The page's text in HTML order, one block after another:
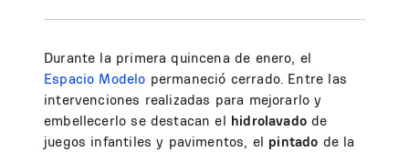
Durante la primera quincena de enero, el
Espacio Modelo permaneció cerrado. Entre las
intervenciones realizadas para mejorarlo y
embellecerlo se destacan el hidrolavado de
juegos infantiles y pavimentos, el pintado de la